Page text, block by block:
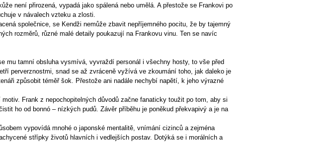
není přirozená, vypadá jako spálená nebo umělá. A přestože se Frankovi po
v návalech vzteku a zlosti.
společnice, se Kendži nemůže zbavit nepříjemného pocitu, že by tajemný
rozměrů, různé malé detaily poukazují na Frankovu vinu. Ten se navíc
mu tamní obsluha vysmívá, vyvraždí personál i všechny hosty, to vše před
perverznostmi, snad se až zvráceně vyžívá ve zkoumání toho, jak daleko je
způsobit téměř šok. Přestože ani nadále nechybí napětí, k jeho výrazné
Frank z nepochopitelných důvodů začne fanaticky toužit po tom, aby si
ho od bonnó – nízkých pudů. Závěr příběhu je poněkud překvapivý a je na
vypovídá mnohé o japonské mentalitě, vnímání cizinců a zejména
střípky životů hlavních i vedlejších postav. Dotýká se i morálních a